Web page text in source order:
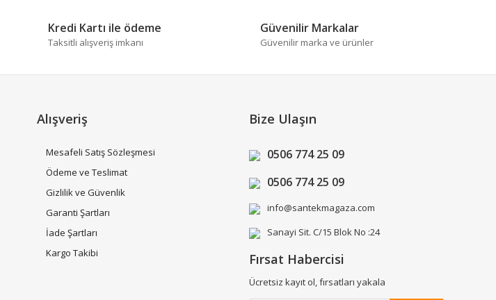
Kredi Kartı ile ödeme
Taksitli alışveriş imkanı
Güvenilir Markalar
Güvenilir marka ve ürünler
Alışveriş
Mesafeli Satış Sözleşmesi
Ödeme ve Teslimat
Gizlilik ve Güvenlik
Garanti Şartları
İade Şartları
Kargo Takibi
Bize Ulaşın
0506 774 25 09
0506 774 25 09
info@santekmagaza.com
Sanayi Sit. C/15 Blok No :24
Fırsat Habercisi
Ücretsiz kayıt ol, fırsatları yakala